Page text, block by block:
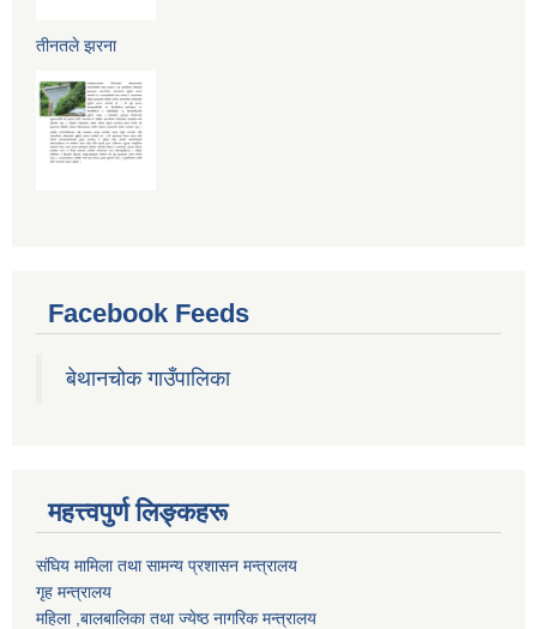
तीनतले झरना
Facebook Feeds
बेथानचोक गाउँपालिका
महत्त्वपुर्ण लिङ्कहरू
संघिय मामिला तथा सामन्य प्रशासन मन्त्रालय
गृह मन्त्रालय
महिला ,बालबालिका तथा ज्येष्ठ नागरिक मन्त्रालय